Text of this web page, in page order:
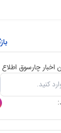
اخبار چارسوق